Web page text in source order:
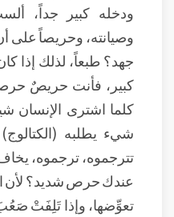
ودخله كبير جداً،
وصيانته، وحريصاً على
جهد؟ طبعاً، لذلك إذا
كبير، فأنت حريصٌ
كلما اشترى الإنسان
شيء يطلبه
تترجموه، ترجموه،
عندك حرص شديد؟ لأن
تعوِّضها، وإذا تَلِفَتْ